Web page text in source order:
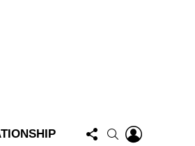
FOLLOW
US
SEARCH